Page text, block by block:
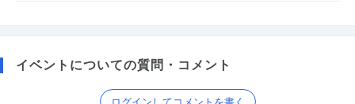
イベントについての質問・コメント
ログインしてコメントを書く